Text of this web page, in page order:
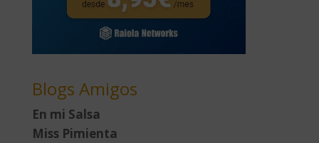
Blogs Amigos
En mi Salsa
Miss Pimienta